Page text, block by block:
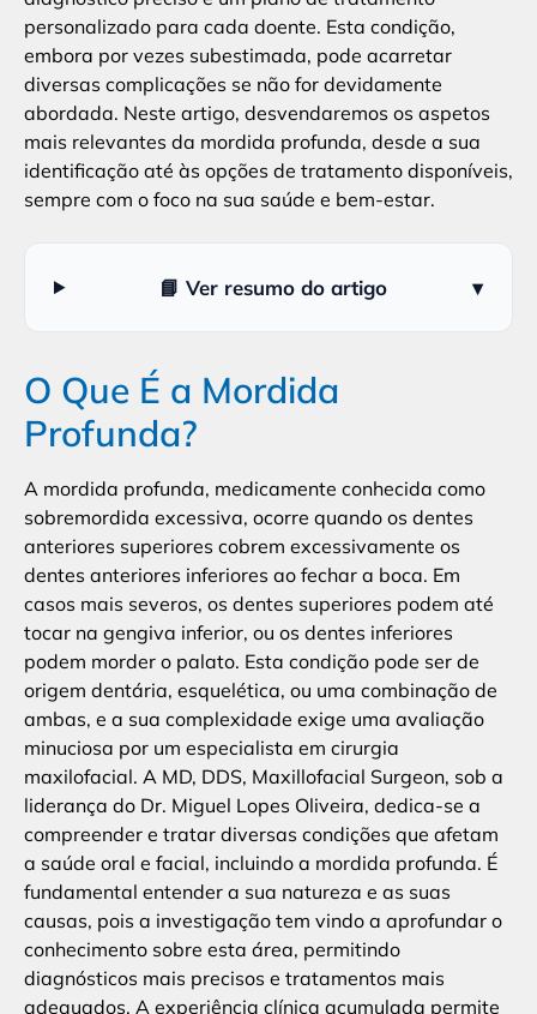
personalizado para cada doente. Esta condição,
embora por vezes subestimada, pode acarretar
diversas complicações se não for devidamente
abordada. Neste artigo, desvendaremos os aspetos
mais relevantes da mordida profunda, desde a sua
identificação até às opções de tratamento disponíveis,
sempre com o foco na sua saúde e bem-estar.
📘 Ver resumo do artigo ▾
O Que É a Mordida
Profunda?
A mordida profunda, medicamente conhecida como
sobremordida excessiva, ocorre quando os dentes
anteriores superiores cobrem excessivamente os
dentes anteriores inferiores ao fechar a boca. Em
casos mais severos, os dentes superiores podem até
tocar na gengiva inferior, ou os dentes inferiores
podem morder o palato. Esta condição pode ser de
origem dentária, esquelética, ou uma combinação de
ambas, e a sua complexidade exige uma avaliação
minuciosa por um especialista em cirurgia
maxilofacial. A MD, DDS, Maxillofacial Surgeon, sob a
liderança do Dr. Miguel Lopes Oliveira, dedica-se a
compreender e tratar diversas condições que afetam
a saúde oral e facial, incluindo a mordida profunda. É
fundamental entender a sua natureza e as suas
causas, pois a investigação tem vindo a aprofundar o
conhecimento sobre esta área, permitindo
diagnósticos mais precisos e tratamentos mais
adequados. A experiência clínica acumulada permite